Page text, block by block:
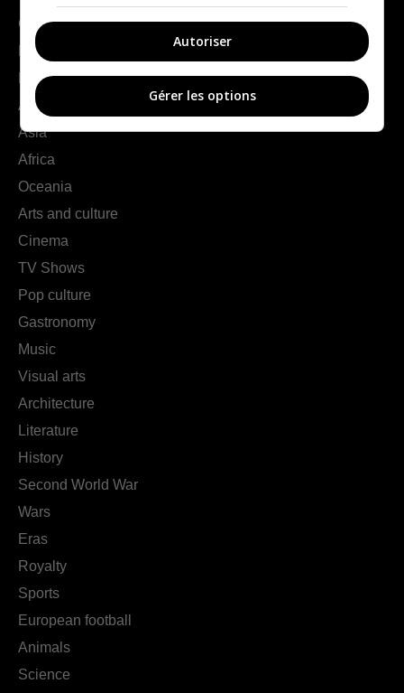
Geography
France
Europe
Americas
Asia
Africa
Oceania
Arts and culture
Cinema
TV Shows
Pop culture
Gastronomy
Music
Visual arts
Architecture
Literature
History
Second World War
Wars
Eras
Royalty
Sports
European football
Animals
Science
Autoriser
Gérer les options